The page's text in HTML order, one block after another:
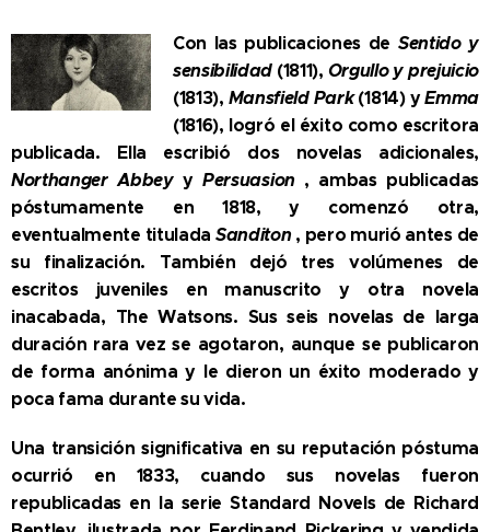
Con las publicaciones de Sentido y
sensibilidad (1811), Orgullo y prejuicio
(1813), Mansfield Park(1814) yEmma
(1816), logró el éxito como escritora
publicada. Ella escribió dos novelas adicionales,
Northanger AbbeyyPersuasion, ambas publicadas
póstumamente en 1818, y comenzó otra,
eventualmente titulada Sanditon, pero murió antes de
su finalización. También dejó tres volúmenes de
escritos juveniles en manuscrito y otra novela
inacabada, The Watsons. Sus seis novelas de larga
duración rara vez se agotaron, aunque se publicaron
de forma anónima y le dieron un éxito moderado y
poca fama durante su vida.
Una transición significativa en su reputación póstuma
ocurrió en 1833, cuando sus novelas fueron
republicadas en la serie Standard Novels de Richard